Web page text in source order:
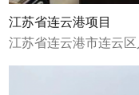
江苏省连云港项目
江苏省连云港市连云